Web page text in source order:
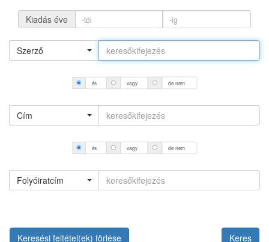
Kiadás éve
Szerző
és vagy de nem
Cím
és vagy de nem
Folyóiratcím
Keresési feltétel(ek) törlése